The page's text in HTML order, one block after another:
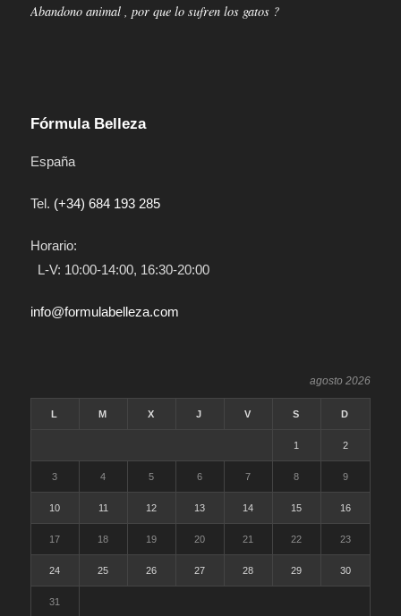
Abandono animal , por que lo sufren los gatos ?
Fórmula Belleza
España
Tel. (+34) 684 193 285
Horario:
L-V: 10:00-14:00, 16:30-20:00
info@formulabelleza.com
agosto 2026
L M X J V S D
1 2
3 4 5 6 7 8 9
10 11 12 13 14 15 16
17 18 19 20 21 22 23
24 25 26 27 28 29 30
31